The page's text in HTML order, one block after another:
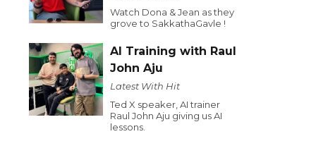
Watch Dona & Jean as they
grove to SakkathaGavle !
AI Training with Raul
John Aju
Latest With Hit
Ted X speaker, AI trainer
Raul John Aju giving us AI
lessons.